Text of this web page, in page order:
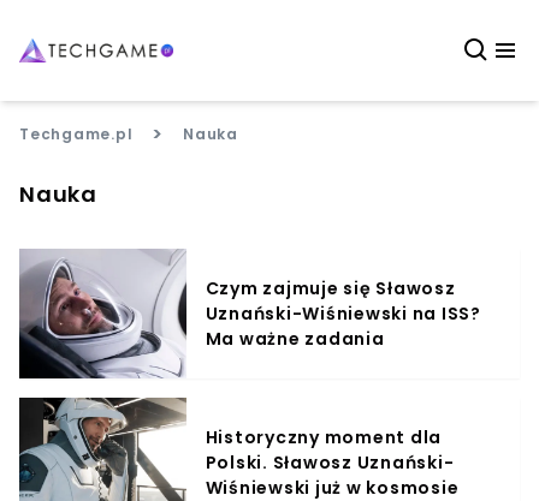
Techgame.pl > Nauka
Nauka
Czym zajmuje się Sławosz
Uznański-Wiśniewski na ISS?
Ma ważne zadania
Historyczny moment dla
Polski. Sławosz Uznański-
Wiśniewski już w kosmosie